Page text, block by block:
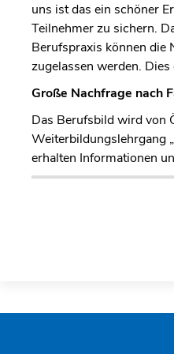
uns ist das ein schöner
Teilnehmer zu sichern.
Berufspraxis können
zugelassen werden.
Große Nachfrage nach
Das Berufsbild wird von
Weiterbildungslehrgang
erhalten Informationen